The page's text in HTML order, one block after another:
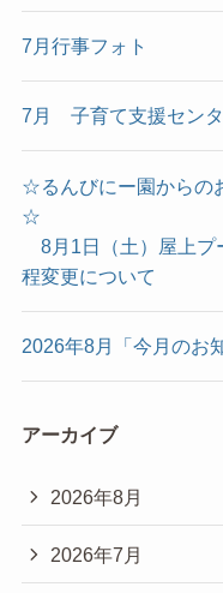
7月行事フォト
7月 子育て支援セン
☆るんびにー園からの
8月1日（土）屋上プ
程変更について
2026年8月「今月のお
アーカイブ
2026年8月
2026年7月